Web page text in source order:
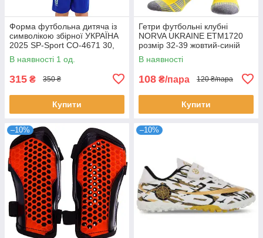
Форма футбольна дитяча із
символікою збірної УКРАЇНА
2025 SP-Sport CO-4671 30,
зріст 150-160 Синій
В наявності 1 од.
315 ₴ 350 ₴
Купити
Гетри футбольні клубні
NORVA UKRAINE ETM1720
розмір 32-39 жовтий-синій
В наявності
108 ₴/пара 120 ₴/пара
Купити
–10% –10%